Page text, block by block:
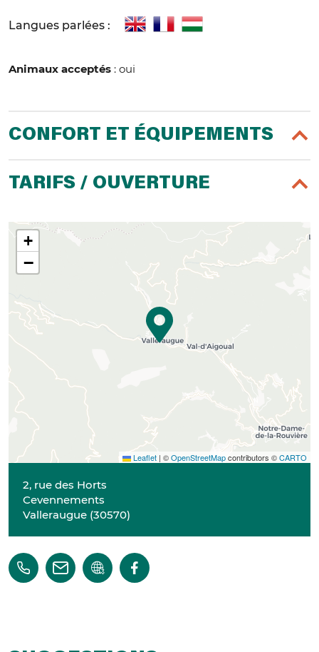
Langues parlées :
Animaux acceptés : oui
CONFORT ET ÉQUIPEMENTS
TARIFS / OUVERTURE
+
−
Leaflet | ©OpenStreetMapcontributors ©CARTO
2, rue des Horts
Cevennements
Valleraugue (30570)